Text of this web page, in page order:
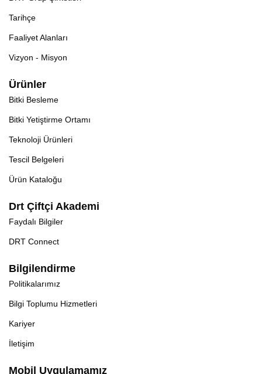
Tarihçe
Faaliyet Alanları
Vizyon - Misyon
Ürünler
Bitki Besleme
Bitki Yetiştirme Ortamı
Teknoloji Ürünleri
Tescil Belgeleri
Ürün Kataloğu
Drt Çiftçi Akademi
Faydalı Bilgiler
DRT Connect
Bilgilendirme
Politikalarımız
Bilgi Toplumu Hizmetleri
Kariyer
İletişim
Mobil Uygulamamız